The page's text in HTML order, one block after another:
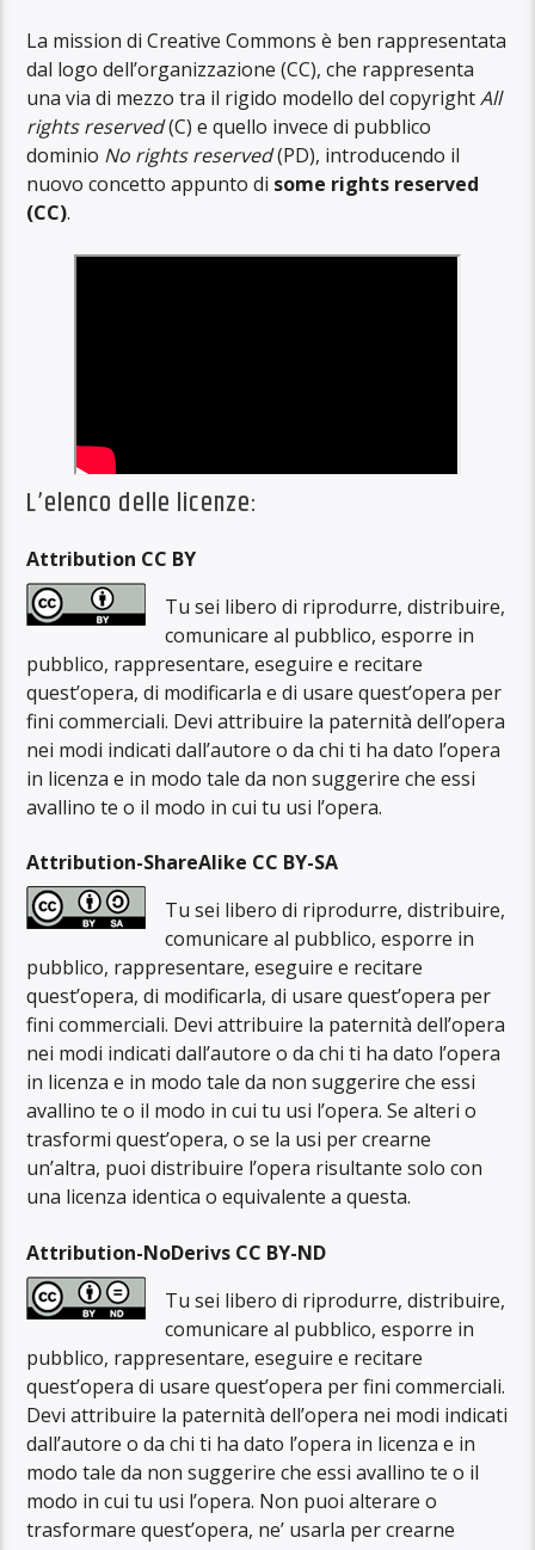
La mission di Creative Commons è ben rappresentata
dal logo dell’organizzazione (CC), che rappresenta
una via di mezzo tra il rigido modello del copyrightAll
rights reserved(C) e quello invece di pubblico
dominio No rights reserved(PD), introducendo il
nuovo concetto appunto di some rights reserved
(CC).
L’elenco delle licenze:
Attribution CC BY
Tu sei libero di riprodurre, distribuire,
comunicare al pubblico, esporre in
pubblico, rappresentare, eseguire e recitare
quest’opera, di modificarla e di usare quest’opera per
fini commerciali. Devi attribuire la paternità dell’opera
nei modi indicati dall’autore o da chi ti ha dato l’opera
in licenza e in modo tale da non suggerire che essi
avallino te o il modo in cui tu usi l’opera.
Attribution-ShareAlike CC BY-SA
Tu sei libero di riprodurre, distribuire,
comunicare al pubblico, esporre in
pubblico, rappresentare, eseguire e recitare
quest’opera, di modificarla, di usare quest’opera per
fini commerciali. Devi attribuire la paternità dell’opera
nei modi indicati dall’autore o da chi ti ha dato l’opera
in licenza e in modo tale da non suggerire che essi
avallino te o il modo in cui tu usi l’opera. Se alteri o
trasformi quest’opera, o se la usi per crearne
un’altra, puoi distribuire l’opera risultante solo con
una licenza identica o equivalente a questa.
Attribution-NoDerivs CC BY-ND
Tu sei libero di riprodurre, distribuire,
comunicare al pubblico, esporre in
pubblico, rappresentare, eseguire e recitare
quest’opera di usare quest’opera per fini commerciali.
Devi attribuire la paternità dell’opera nei modi indicati
dall’autore o da chi ti ha dato l’opera in licenza e in
modo tale da non suggerire che essi avallino te o il
modo in cui tu usi l’opera. Non puoi alterare o
trasformare quest’opera, ne’ usarla per crearne